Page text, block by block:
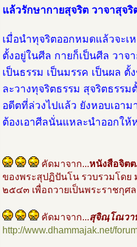
แล้วรักษากายสุจริต วาจาสุจริ
เมื่อนำทุจริตออกหมดแล้วจะเ
ตั้งอยู่ในศีล กายก็เป็นศีล วาจ
เป็นธรรม เป็นมรรค เป็นผล ตั้
ละวางทุจริตธรรม สุจริตธรรม
อดีตที่ล่วงไปแล้ว ยังหอบเอา
ต้องเอาศีลนั่นแหละนำออกให้
คัดมาจาก...หนังสือจิต
ของพระสุปฏิปันโน รวบรวมโด
๒๕๔๓ เพื่อถวายเป็นพระราชกุศ
คัดมาจาก...สุจิณฺโณวา
http://www.dhammajak.net/